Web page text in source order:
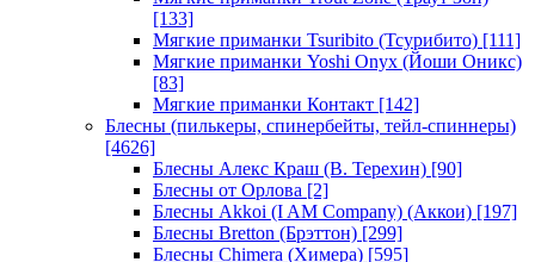
[133]
Мягкие приманки Tsuribito (Тсурибито) [111]
Мягкие приманки Yoshi Onyx (Йоши Оникс)
[83]
Мягкие приманки Контакт [142]
Блесны (пилькеры, спинербейты, тейл-спиннеры)
[4626]
Блесны Алекс Краш (В. Терехин) [90]
Блесны от Орлова [2]
Блесны Akkoi (I AM Company) (Аккои) [197]
Блесны Bretton (Брэттон) [299]
Блесны Chimera (Химера) [595]